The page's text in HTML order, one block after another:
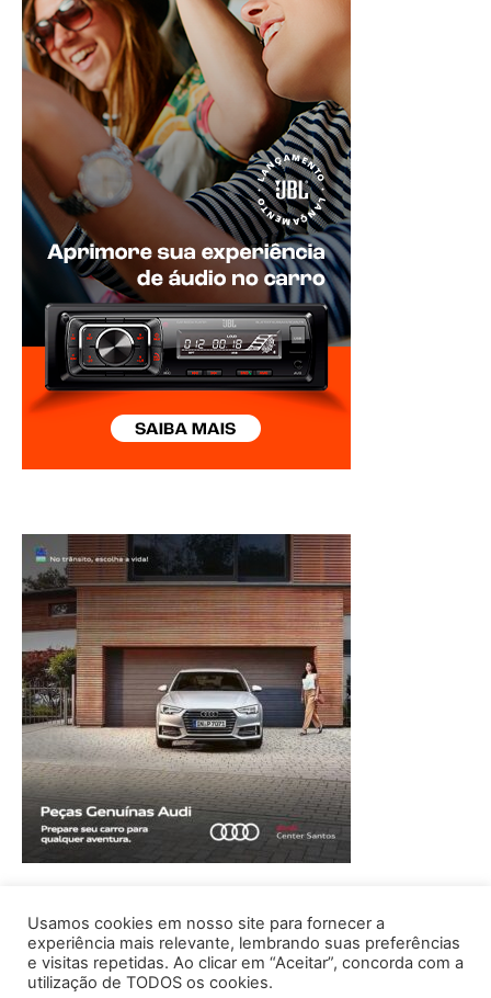
Usamos cookies em nosso site para fornecer a
experiência mais relevante, lembrando suas preferências
e visitas repetidas. Ao clicar em “Aceitar”, concorda com a
utilização de TODOS os cookies.